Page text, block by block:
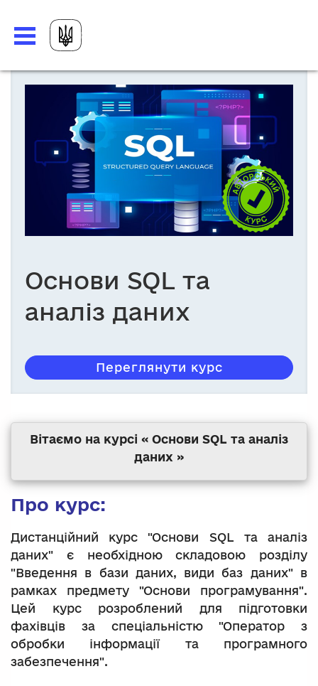
Основи SQL та
аналіз даних
Переглянути курс
Вітаємо на курсі « Основи SQL та аналіз
даних »
Про курс:
Дистанційний курс "Основи SQL та аналіз
даних" є необхідною складовою розділу
"Введення в бази даних, види баз даних" в
рамках предмету "Основи програмування".
Цей курс розроблений для підготовки
фахівців за спеціальністю "Оператор з
обробки інформації та програмного
забезпечення".